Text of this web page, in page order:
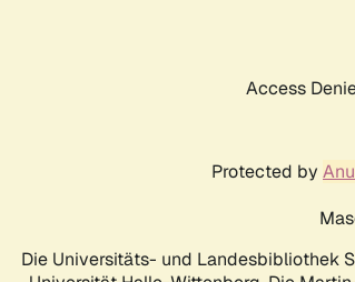
Access
Protected by
Die Universitäts- und Landesbibliothek